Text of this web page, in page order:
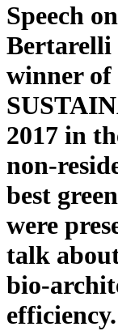
Speech
Bertarelli
winner of
2017 in
non-
best
were
talk
bio-
efficiency.